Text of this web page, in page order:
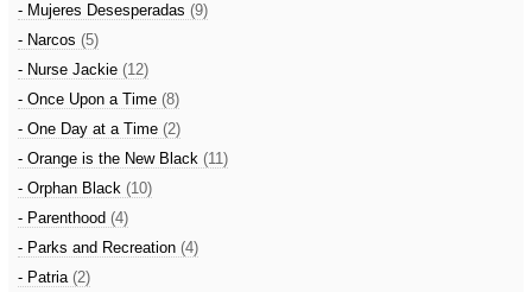
- Mujeres Desesperadas (9)
- Narcos (5)
- Nurse Jackie (12)
- Once Upon a Time (8)
- One Day at a Time (2)
- Orange is the New Black (11)
- Orphan Black (10)
- Parenthood (4)
- Parks and Recreation (4)
- Patria (2)